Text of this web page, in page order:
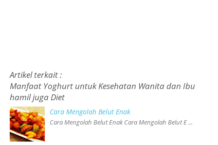
Artikel terkait :
Manfaat Yoghurt untuk Kesehatan Wanita dan Ibu
hamil juga Diet
Cara Mengolah Belut Enak
Cara Mengolah Belut Enak Cara Mengolah Belut E ...